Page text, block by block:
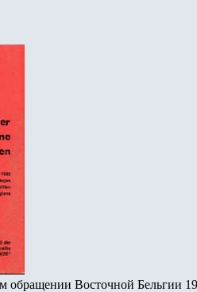
Восточной Бельгии